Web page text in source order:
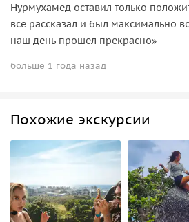
Нурмухамед оставил только
все рассказал и был максимально
наш день прошел прекрасно»
больше 1 года назад
Похожие экскурсии